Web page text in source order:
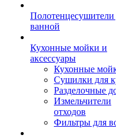
Полотенцесушители
ванной
Кухонные мойки и
аксессуары
Кухонные
Сушилки для
Разделочные
Измельчители
отходов
Фильтры для